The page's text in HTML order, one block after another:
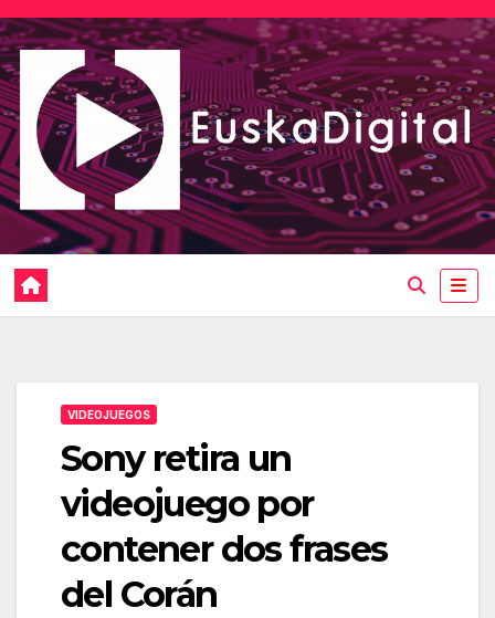
Saltar
al
contenido
VIDEOJUEGOS
Sony retira un
videojuego por
contener dos frases
del Corán